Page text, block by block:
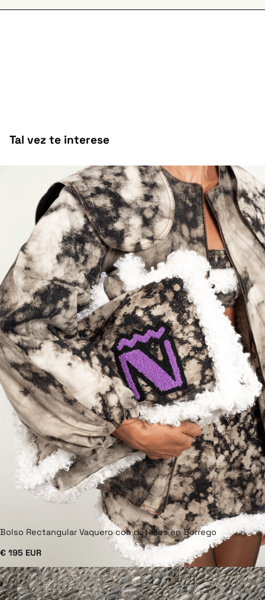
Tal vez te interese
Bolso Rectangular Vaquero con detalles en Borrego
€ 195 EUR